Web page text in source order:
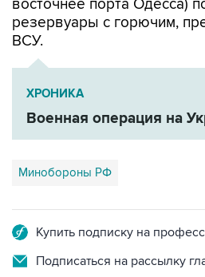
восточнее порта Одесса)
резервуары с горючим,
ВСУ.
ХРОНИКА
Военная операция на
Минобороны РФ
Купить подписку на
Подписаться на рассылку